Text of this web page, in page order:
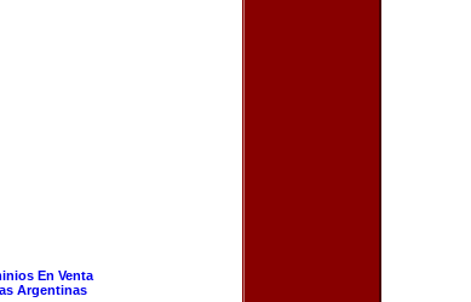
En Venta
Argentinas